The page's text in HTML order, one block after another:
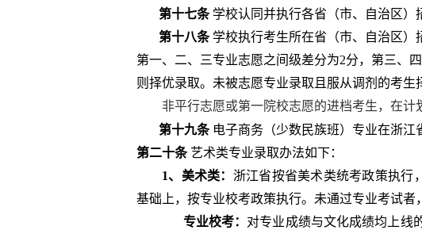
第十七条 学校认同并执行各省（市、自治区）
第十八条 学校执行考生所在省（市、自治区）
第一、二、三专业志愿之间级差分为2分，第三、
则择优录取。未被志愿专业录取且服从调剂的考
非平行志愿或第一院校志愿的进档考生，在计
第十九条 电子商务（少数民族班）专业在浙江
第二十条 艺术类专业录取办法如下：
1、美术类： 浙江省按省美术类统考政策执行
基础上，按专业校考政策执行。未通过专业考试者
专业校考： 对专业成绩与文化成绩均上线